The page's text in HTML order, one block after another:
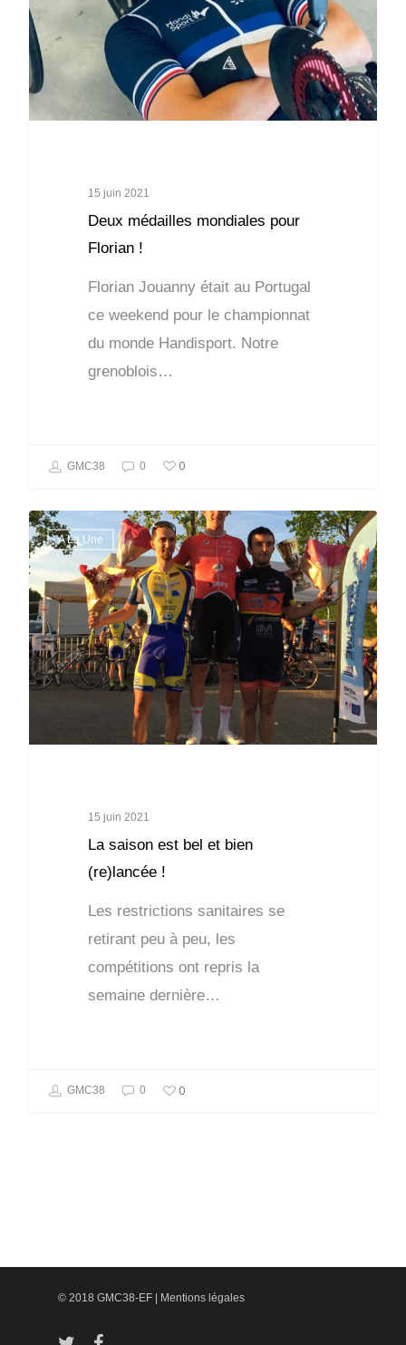
15 juin 2021
Deux médailles mondiales pour
Florian !
Florian Jouanny était au Portugal
ce weekend pour le championnat
du monde Handisport. Notre
grenoblois…
GMC38 0 0
A La Une
15 juin 2021
La saison est bel et bien
(re)lancée !
Les restrictions sanitaires se
retirant peu à peu, les
compétitions ont repris la
semaine dernière…
GMC38 0 0
© 2018 GMC38-EF | Mentions légales